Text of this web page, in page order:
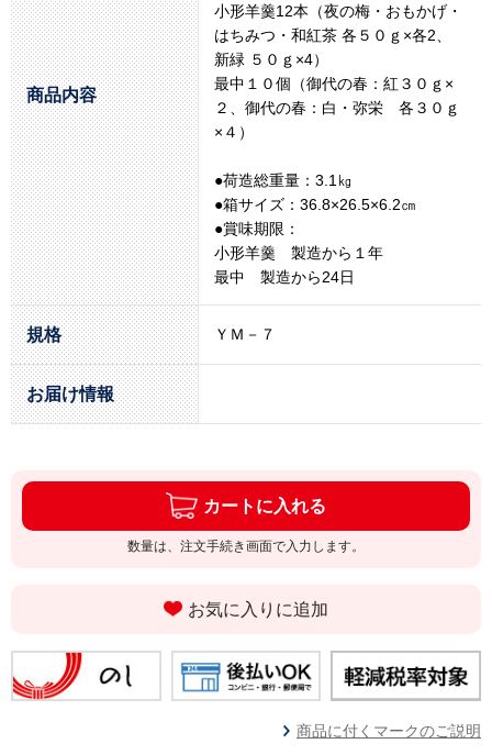
商品内容
小形羊羹12本（夜の梅・おもかげ・
はちみつ・和紅茶 各５０ｇ×各2、
新緑 ５０ｇ×4）
最中１０個（御代の春：紅３０ｇ×
２、御代の春：白・弥栄 各３０ｇ
×４）
●荷造総重量：3.1㎏
●箱サイズ：36.8×26.5×6.2㎝
●賞味期限：
小形羊羹 製造から１年
最中 製造から24日
規格 ＹＭ－７
お届け情報
カートに入れる
数量は、注文手続き画面で入力します。
お気に入りに追加
商品に付くマークのご説明